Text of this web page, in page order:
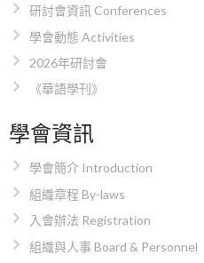
研討會資訊 Conferences
學會動態 Activities
2026年研討會
《華語學刊》
學會資訊
學會簡介 Introduction
組織章程 By-laws
入會辦法 Registration
組織與人事 Board & Personnel